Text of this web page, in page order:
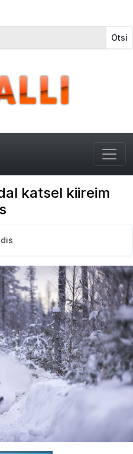
Otsi
katsel kiireim